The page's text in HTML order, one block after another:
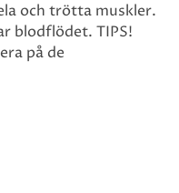
och trötta muskler.
blodflödet. TIPS!
på de